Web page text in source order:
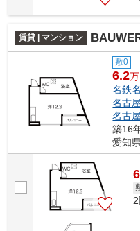
賃貸 | マンション
敷0
6.2
名鉄
名古
名古
築16
愛知